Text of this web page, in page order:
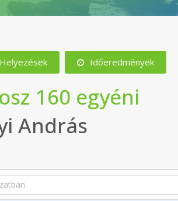
Helyezések Időeredmények
160 egyéni
András